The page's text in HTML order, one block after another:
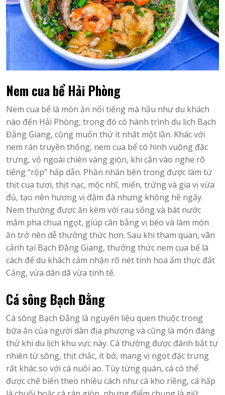
Nem cua bể Hải Phòng
Nem cua bể là món ăn nổi tiếng mà hầu như du khách
nào đến Hải Phòng, trong đó có hành trình du lịch Bạch
Đằng Giang, cũng muốn thử ít nhất một lần. Khác với
nem rán truyền thống, nem cua bể có hình vuông đặc
trưng, vỏ ngoài chiên vàng giòn, khi cắn vào nghe rõ
tiếng “rộp” hấp dẫn. Phần nhân bên trong được làm từ
thịt cua tươi, thịt nạc, mộc nhĩ, miến, trứng và gia vị vừa
đủ, tạo nên hương vị đậm đà nhưng không hề ngấy.
Nem thường được ăn kèm với rau sống và bát nước
mắm pha chua ngọt, giúp cân bằng vị béo và làm món
ăn trở nên dễ thưởng thức hơn. Sau khi tham quan, vãn
cảnh tại Bạch Đằng Giang, thưởng thức nem cua bể là
cách để du khách cảm nhận rõ nét tinh hoa ẩm thực đất
Cảng, vừa dân dã vừa tinh tế.
Cá sông Bạch Đằng
Cá sông Bạch Đằng là nguyên liệu quen thuộc trong
bữa ăn của người dân địa phương và cũng là món đáng
thử khi du lịch khu vực này. Cá thường được đánh bắt tự
nhiên từ sông, thịt chắc, ít bở, mang vị ngọt đặc trưng
rất khác so với cá nuôi ao. Tùy từng quán, cá có thể
được chế biến theo nhiều cách như cá kho riềng, cá hấp